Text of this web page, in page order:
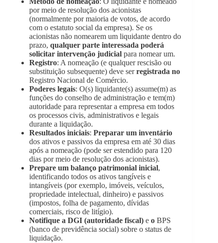
por meio de resolução dos acionistas
(normalmente por maioria de votos, de acordo
com o estatuto social da empresa). Se os
acionistas não nomearem um liquidante dentro do
prazo, qualquer parte interessada poderá
solicitar intervenção judicial para nomear um.
Registro: A nomeação (e qualquer rescisão ou
substituição subsequente) deve serregistrada no
Registro Nacional de Comércio.
Poderes legais: O(s) liquidante(s) assume(m) as
funções do conselho de administração e tem(m)
autoridade para representar a empresa em todos
os processos civis, administrativos e legais
durante a liquidação.
Resultados iniciais: Preparar um inventário
dos ativos e passivos da empresa em até 30 dias
após a nomeação (pode ser estendido para 120
dias por meio de resolução dos acionistas).
Prepare um balanço patrimonial inicial,
identificando todos os ativos tangíveis e
intangíveis (por exemplo, imóveis, veículos,
propriedade intelectual, dinheiro) e passivos
(impostos, folha de pagamento, dívidas
comerciais, risco de litígio).
Notifique a DGI (autoridade fiscal) e o BPS
(banco de previdência social) sobre o status de
liquidação.